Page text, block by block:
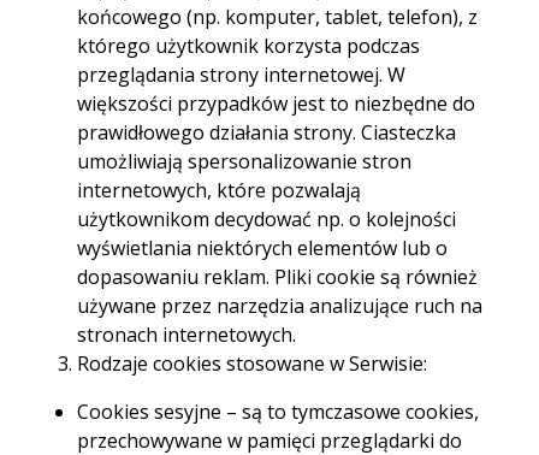
dla fundacji
elastyczna kwota pożyczki –
od 100 tys. zł do nawet 17 mln zł
dogodny okres kredytowania –od 4 miesięcy
do 30 lat
atrakcyjne oprocentowanie
przyjazny proces kredytowy
możliwość uzyskaniakarencji w spłacie rat
końcowego (np. komputer, tablet, telefon), z
którego użytkownik korzysta podczas
przeglądania strony internetowej. W
większości przypadków jest to niezbędne do
prawidłowego działania strony. Ciasteczka
umożliwiają spersonalizowanie stron
internetowych, które pozwalają
użytkownikom decydować np. o kolejności
wyświetlania niektórych elementów lub o
dopasowaniu reklam. Pliki cookie są również
używane przez narzędzia analizujące ruch na
stronach internetowych.
Rodzaje cookies stosowane w Serwisie:
Cookies sesyjne – są to tymczasowe cookies,
przechowywane w pamięci przeglądarki do